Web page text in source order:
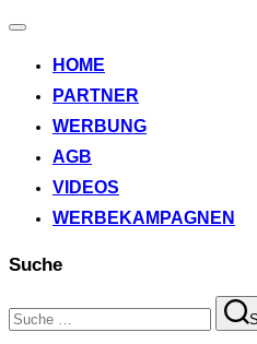
Navigation
HOME
PARTNER
WERBUNG
AGB
VIDEOS
WERBEKAMPAGNEN
Suche
Suchen
nach: